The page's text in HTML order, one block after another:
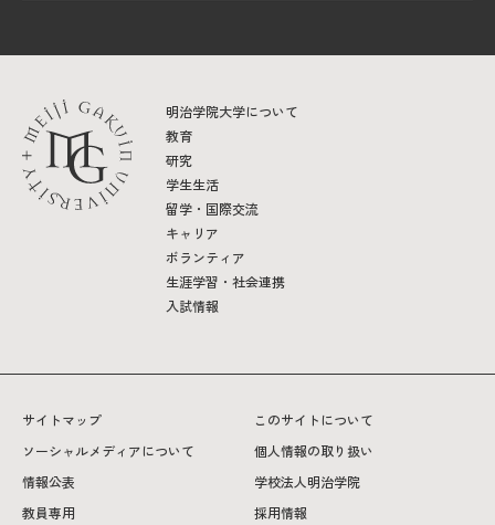
明治学院大学について
教育
研究
学生生活
留学・国際交流
キャリア
ボランティア
生涯学習・社会連携
入試情報
サイトマップ
このサイトについて
ソーシャルメディアについて
個人情報の取り扱い
情報公表
学校法人明治学院
教員専用
採用情報